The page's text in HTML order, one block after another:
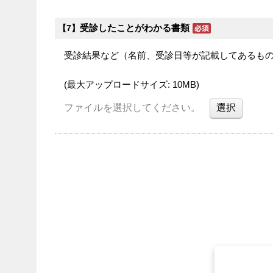
【7】 受診したことがわかる書類
受診結果など（名前、受診日等が記載してあるもの
(最大アップロードサイズ: 10MB)
ファイルを選択してください。